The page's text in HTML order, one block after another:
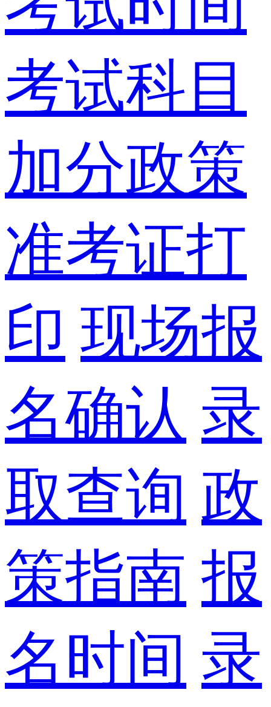
考试科目
加分政策
准考证打
印 现场报
名确认 录
取查询 政
策指南 报
名时间 录